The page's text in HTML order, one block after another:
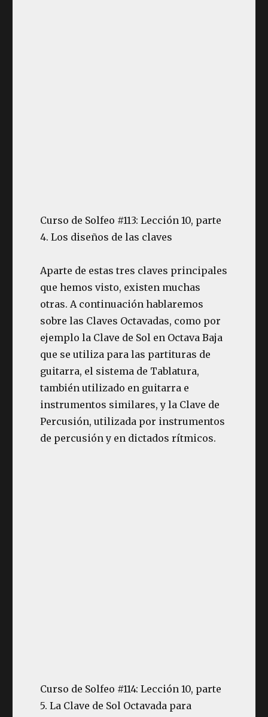
Curso de Solfeo #113: Lección 10, parte
4. Los diseños de las claves
Aparte de estas tres claves principales
que hemos visto, existen muchas
otras. A continuación hablaremos
sobre las Claves Octavadas, como por
ejemplo la Clave de Sol en Octava Baja
que se utiliza para las partituras de
guitarra, el sistema de Tablatura,
también utilizado en guitarra e
instrumentos similares, y la Clave de
Percusión, utilizada por instrumentos
de percusión y en dictados rítmicos.
Curso de Solfeo #114: Lección 10, parte
5. La Clave de Sol Octavada para